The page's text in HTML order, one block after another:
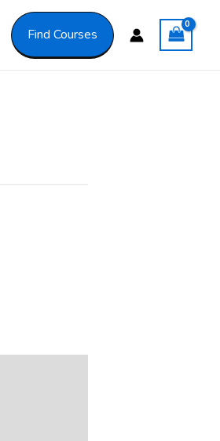
Find Courses Got it!